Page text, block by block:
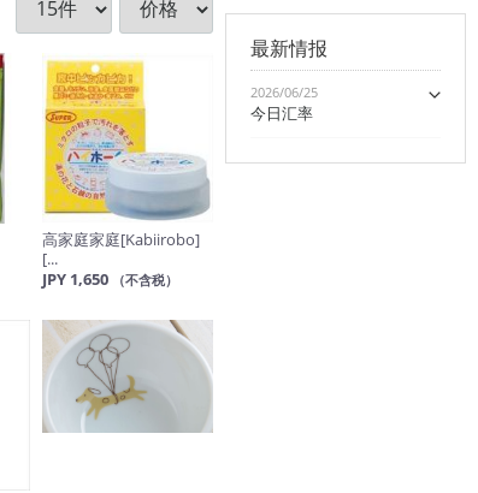
高家庭家庭[Kabiirobo]
[...
JPY 1,650
（不含税）
最新情报
2026/06/25
今日汇率